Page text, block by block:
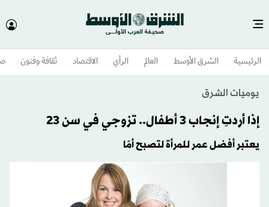
الرئيسية الشرق الأوسط​ العالم الرأي الاقتصاد ثقافة وفنون
يوميات الشرق
إذا أردتِ إنجاب 3 أطفال.. تزوجي في سن 23
يعتبر أفضل عمر للمرأة لتصبح أمًا